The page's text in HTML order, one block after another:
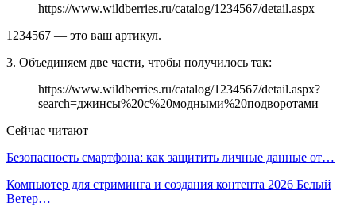
https://www.wildberries.ru/catalog/1234567/detail.aspx
1234567 — это ваш артикул.
3. Объединяем две части, чтобы получилось так:
https://www.wildberries.ru/catalog/1234567/detail.aspx?
search=джинсы%20с%20модными%20подворотами
Сейчас читают
Безопасность смартфона: как защитить личные данные от…
Компьютер для стриминга и создания контента 2026 Белый
Ветер…